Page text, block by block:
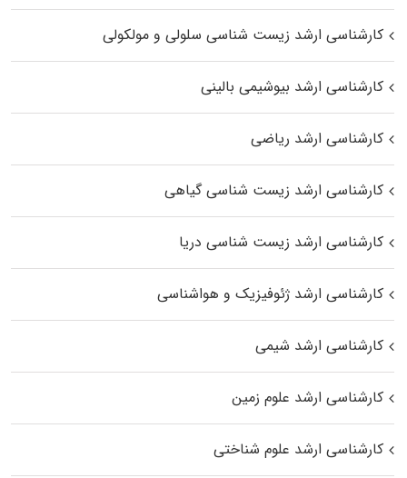
کارشناسی ارشد زیست شناسی سلولی و مولکولی
کارشناسی ارشد بیوشیمی بالینی
کارشناسی ارشد ریاضی
کارشناسی ارشد زیست‌ شناسی گیاهی
کارشناسی ارشد زیست‌ شناسی دریا
کارشناسی ارشد ژئوفیزیک و هواشناسی
کارشناسی ارشد شیمی
کارشناسی ارشد علوم زمین
کارشناسی ارشد علوم شناختی